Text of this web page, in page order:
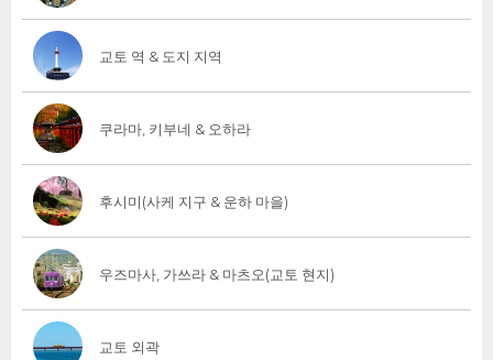
교토 역 & 도지 지역
쿠라마, 키부네 & 오하라
후시미(사케 지구 & 운하 마을)
우즈마사, 가쓰라 & 마츠오(교토 현지)
교토 외곽